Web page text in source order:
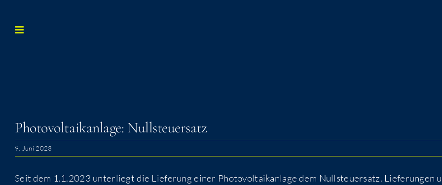
Inhalt
Pho­to­vol­ta­ik­an­la­ge: Nullsteuersatz
9. Juni 2023
Seit dem 1.1.2023 unter­liegt die Lie­fe­rung einer Pho­to­vol­ta­ik­an­la­ge dem Null­steu­er­satz. Lie­fe­run­gen